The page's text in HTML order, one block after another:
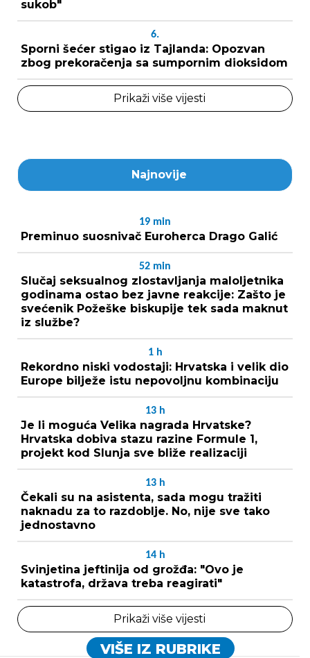
sukob"
6.
Sporni šećer stigao iz Tajlanda: Opozvan
zbog prekoračenja sa sumpornim dioksidom
Prikaži više vijesti
Najnovije
19 min
Preminuo suosnivač Euroherca Drago Galić
52 min
Slučaj seksualnog zlostavljanja maloljetnika
godinama ostao bez javne reakcije: Zašto je
svećenik Požeške biskupije tek sada maknut
iz službe?
1 h
Rekordno niski vodostaji: Hrvatska i velik dio
Europe bilježe istu nepovoljnu kombinaciju
13 h
Je li moguća Velika nagrada Hrvatske?
Hrvatska dobiva stazu razine Formule 1,
projekt kod Slunja sve bliže realizaciji
13 h
Čekali su na asistenta, sada mogu tražiti
naknadu za to razdoblje. No, nije sve tako
jednostavno
14 h
Svinjetina jeftinija od grožđa: "Ovo je
katastrofa, država treba reagirati"
Prikaži više vijesti
VIŠE IZ RUBRIKE